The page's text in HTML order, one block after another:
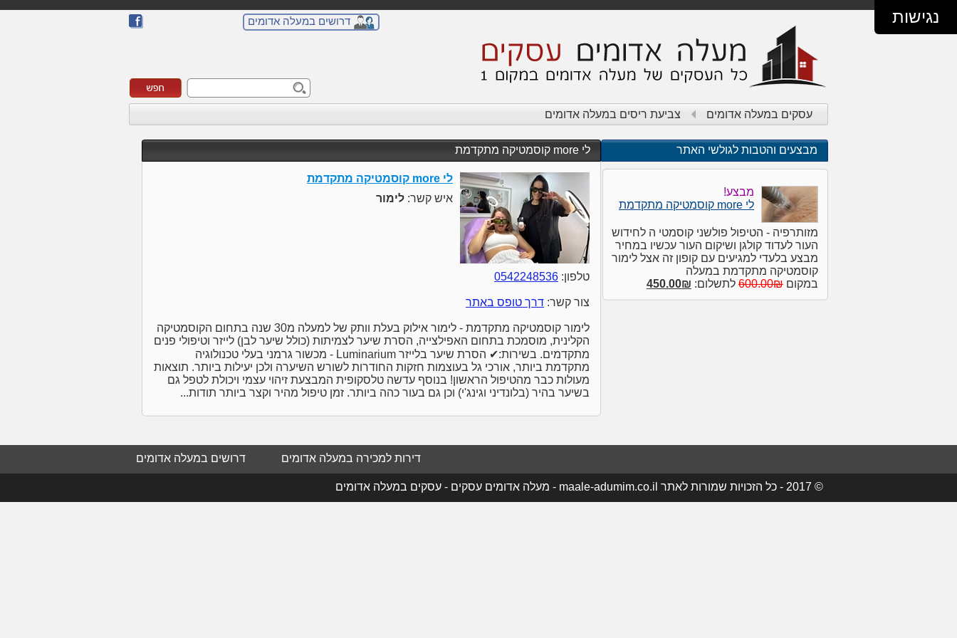
נגישות דרושים במעלה אדומים
עסקים במעלה אדומים צביעת ריסים במעלה אדומים
לי more קוסמטיקה מתקדמת
לי more קוסמטיקה מתקדמת
איש קשר: לימור
טלפון: 0542248536
צור קשר: דרך טופס באתר
לימור קוסמטיקה מתקדמת - לימור אילוק בעלת וותק של למעלה מ30 שנה בתחום הקוסמטיקה
הקלינית, מוסמכת בתחום האפילצייה, הסרת שיער לצמיתות (כולל שיער לבן) לייזר וטיפולי פנים
מתקדמים. בשירות:✔ הסרת שיער בלייזר Luminarium - מכשור גרמני בעלי טכנולוגיה
מתקדמת ביותר, אורכי גל בעוצמות חזקות החודרות לשורש השיערה ולכן יעילות ביותר. תוצאות
מעולות כבר מהטיפול הראשון! בנוסף עדשה טלסקופית המבצעת זיהוי עצמי ויכולת לטפל גם
בשיער בהיר (בלונדיני וגינג'י) וכן גם בעור כהה ביותר. זמן טיפול מהיר וקצר ביותר תודות...
מבצעים והטבות לגולשי האתר
מבצע!
לי more קוסמטיקה מתקדמת
מזותרפיה - הטיפול פולשני קוסמטי ה לחידוש
העור לעדוד קולגן ושיקום העור עכשיו במחיר
מבצע בלעדי למגיעים עם קופון זה אצל לימור
קוסמטיקה מתקדמת במעלה
במקום 600.00₪ לתשלום: 450.00₪
דרושים במעלה אדומים דירות למכירה במעלה אדומים
© 2017 - כל הזכויות שמורות לאתר maale-adumim.co.il - מעלה אדומים עסקים - עסקים במעלה אדומים